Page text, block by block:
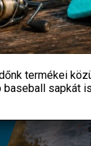
termékei
baseball sapkátis